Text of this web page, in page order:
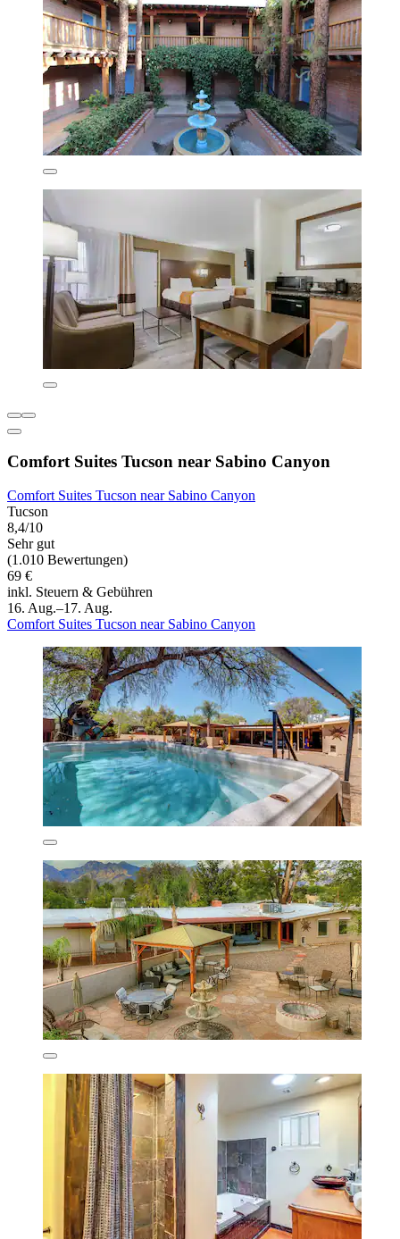
Comfort Suites Tucson near Sabino Canyon
Comfort Suites Tucson near Sabino Canyon
Tucson
8,4/10
Sehr gut
(1.010 Bewertungen)
69 €
inkl. Steuern & Gebühren
16. Aug.–17. Aug.
Comfort Suites Tucson near Sabino Canyon